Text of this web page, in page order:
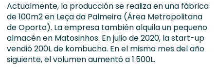
Actualmente, la producción se realiza en una fábrica
de 100m2 en Leça da Palmeira (Área Metropolitana
de Oporto). La empresa también alquila un pequeño
almacén en Matosinhos. En julio de 2020, la start-up
vendió 200L de kombucha. En el mismo mes del año
siguiente, el volumen aumentó a 1.500L.